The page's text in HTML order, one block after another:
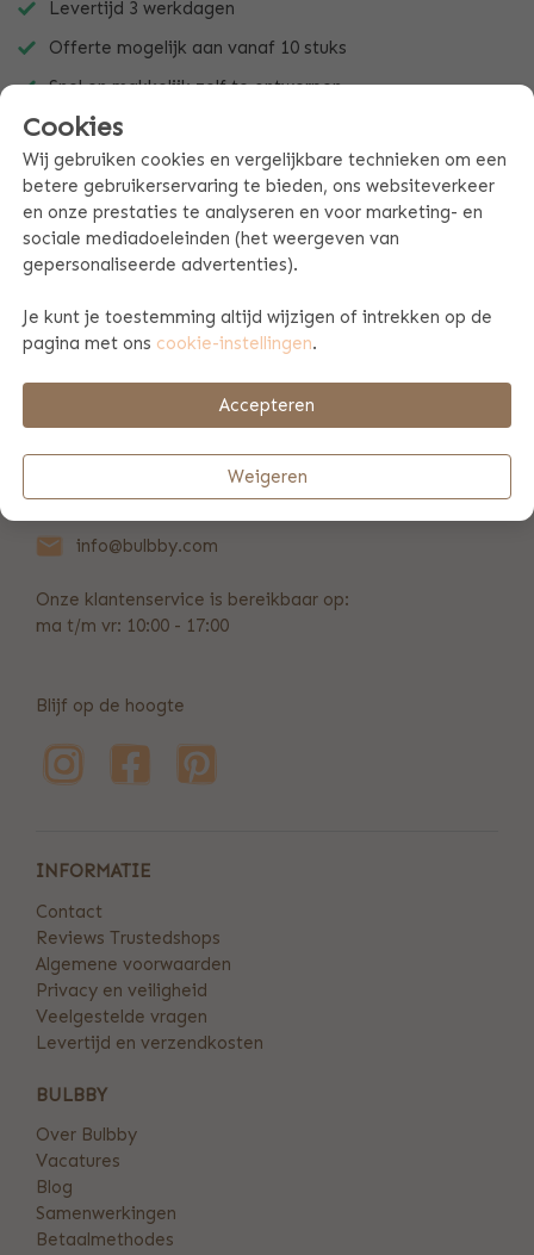
Levertijd 3 werkdagen
Offerte mogelijk aan vanaf 10 stuks
Snel en makkelijk zelf te ontwerpen
PRODUCT SPECIFICATIES
BETAAL & VERZENDINFORMATIE
info@bulbby.com
Onze klantenservice is bereikbaar op:
ma t/m vr: 10:00 - 17:00
Blijf op de hoogte
INFORMATIE
Contact
Reviews Trustedshops
Algemene voorwaarden
Privacy en veiligheid
Veelgestelde vragen
Levertijd en verzendkosten
BULBBY
Over Bulbby
Vacatures
Blog
Samenwerkingen
Betaalmethodes
Cookies
Wij gebruiken cookies en vergelijkbare technieken om een
betere gebruikerservaring te bieden, ons websiteverkeer
en onze prestaties te analyseren en voor marketing- en
sociale mediadoeleinden (het weergeven van
gepersonaliseerde advertenties).
Je kunt je toestemming altijd wijzigen of intrekken op de
pagina met ons cookie-instellingen.
Accepteren
Weigeren